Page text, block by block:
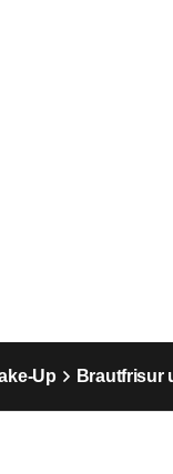
Up Brautfrisur